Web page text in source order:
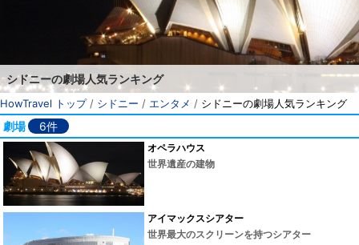
シドニーの劇場人気ランキング
HowTravel トップ/ シドニー / エンタメ / シドニーの劇場人気ランキング
劇場 6件
オペラハウス
世界遺産の建物
アイマックスシアター
世界最大のスクリーンを持つシアター